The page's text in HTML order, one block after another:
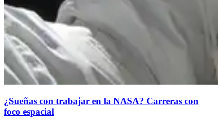
¿Sueñas con trabajar en la NASA? Carreras con
foco espacial